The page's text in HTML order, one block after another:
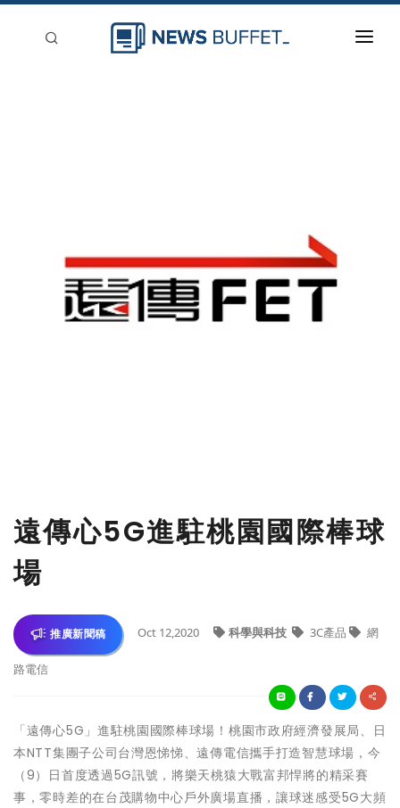
遠傳心5G進駐桃園國際棒球
場
推廣新聞稿 Oct 12,2020 科學與科技 3C產品 網
路電信
「遠傳心5G」進駐桃園國際棒球場！桃園市政府經濟發展局、日
本NTT集團子公司台灣恩悌悌、遠傳電信攜手打造智慧球場，今
（9）日首度透過5G訊號，將樂天桃猿大戰富邦悍將的精采賽
事，零時差的在台茂購物中心戶外廣場直播，讓球迷感受5G大頻